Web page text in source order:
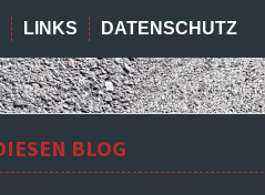
LINKS DATENSCHUTZ
BLOG